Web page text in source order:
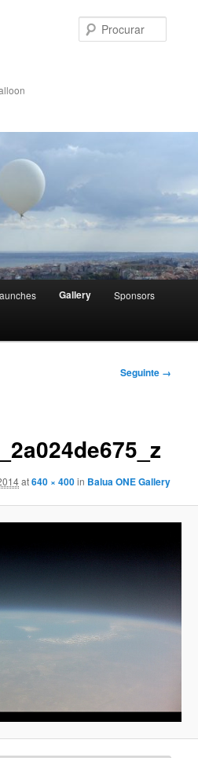
Gallery Sponsors
Seguinte →
at640 × 400in Balua ONE Gallery